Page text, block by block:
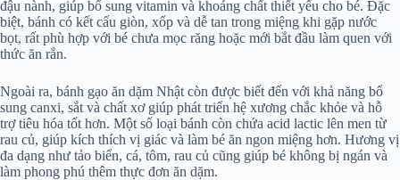
đậu nành, giúp bổ sung vitamin và khoáng chất thiết yếu cho bé. Đặc
biệt, bánh có kết cấu giòn, xốp và dễ tan trong miệng khi gặp nước
bọt, rất phù hợp với bé chưa mọc răng hoặc mới bắt đầu làm quen với
thức ăn rắn.
Ngoài ra, bánh gạo ăn dặm Nhật còn được biết đến với khả năng bổ
sung canxi, sắt và chất xơ giúp phát triển hệ xương chắc khỏe và hỗ
trợ tiêu hóa tốt hơn. Một số loại bánh còn chứa acid lactic lên men từ
rau củ, giúp kích thích vị giác và làm bé ăn ngon miệng hơn. Hương vị
đa dạng như tảo biển, cá, tôm, rau củ cũng giúp bé không bị ngán và
làm phong phú thêm thực đơn ăn dặm.